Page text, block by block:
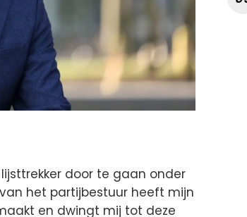
door te gaan onder
het partijbestuur heeft mijn
en dwingt mij tot deze